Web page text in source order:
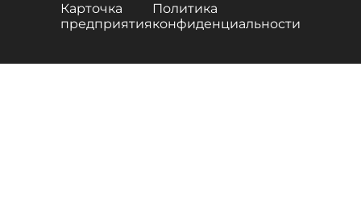
Карточка
предприятия
Политика
конфиденциальности